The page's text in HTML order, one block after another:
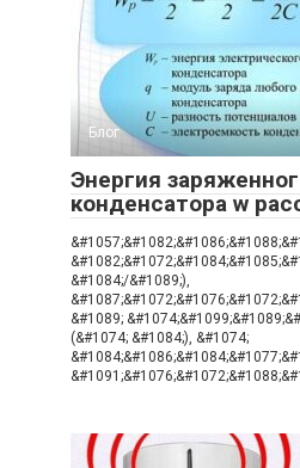
Блог
Энергия
конденсатора w
&#1084;/&#1089;),
&#1089;
(&#1074; &#1084;), &#1074;